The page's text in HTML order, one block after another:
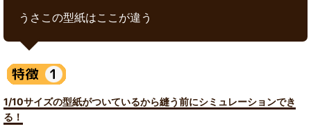
うさこの型紙はここが違う
1/10サイズの型紙がついているから縫う前にシミュレーションでき
る！